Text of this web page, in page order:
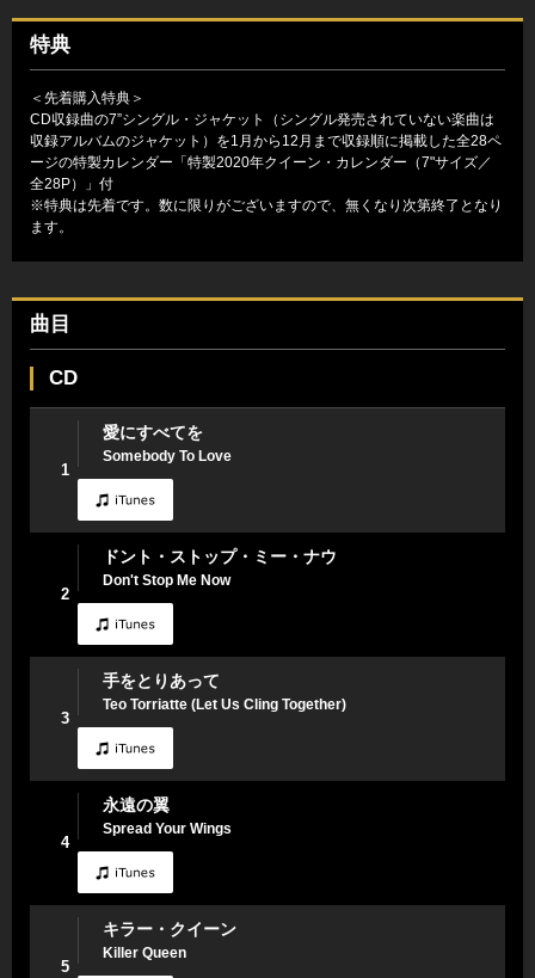
特典
＜先着購入特典＞
CD収録曲の7”シングル・ジャケット（シングル発売されていない楽曲は
収録アルバムのジャケット）を1月から12月まで収録順に掲載した全28ペ
ージの特製カレンダー「特製2020年クイーン・カレンダー（7"サイズ／
全28P）」付
※特典は先着です。数に限りがございますので、無くなり次第終了となり
ます。
曲目
CD
1
愛にすべてを
Somebody To Love
2
ドント・ストップ・ミー・ナウ
Don't Stop Me Now
3
手をとりあって
Teo Torriatte (Let Us Cling Together)
4
永遠の翼
Spread Your Wings
5
キラー・クイーン
Killer Queen